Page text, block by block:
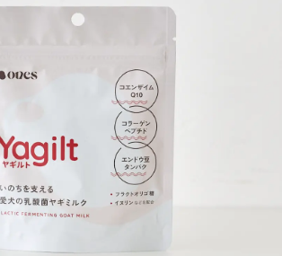
製造から2年 保存方法 パウチの口をしっかりと
湿の場所を避けて保存し、開封後は賞味期限にし
ください 与え方 小さじ一杯あたり100mlのお水
与えてください。フードにトッピングするとより
てくれます。※愛犬の体重や食いつきによって量
分値 熱量：186kcal/40g リン：188mg/40g た
質：19.5%以上 粗繊維：0.1%以下 灰分：4.9%